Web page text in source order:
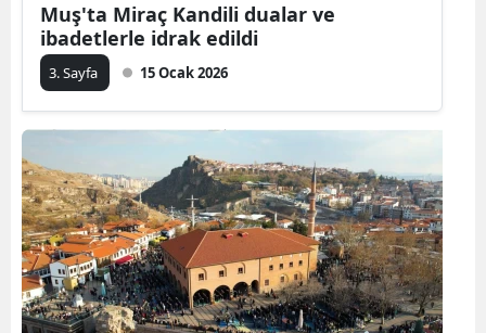
Muş'ta Miraç Kandili dualar ve
ibadetlerle idrak edildi
3. Sayfa 15 Ocak 2026